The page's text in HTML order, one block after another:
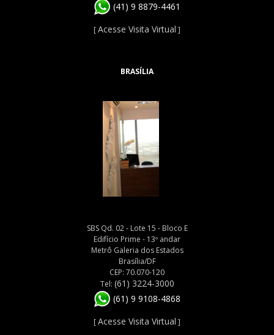
(41) 9 8879-4461
[Acesse Visita Virtual ]
BRASÍLIA
SBS Qd. 02 - Lote 15 - Bloco E
Edifício Prime - 13º andar
Metrô Galeria dos Estados
Brasília/DF
CEP: 70.070-120
Tel: (61) 3224-3000
(61) 9 9108-4868
[Acesse Visita Virtual ]